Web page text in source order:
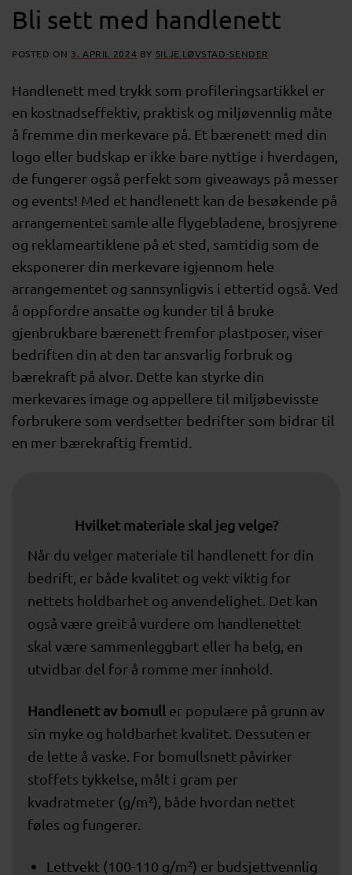
Bli sett med handlenett
POSTED ON 3. APRIL 2024 BY SILJE LØVSTAD-SENDER
Handlenett med trykk som profileringsartikkel er
en kostnadseffektiv, praktisk og miljøvennlig måte
å fremme din merkevare på. Et bærenett med din
logo eller budskap er ikke bare nyttige i hverdagen,
de fungerer også perfekt som giveaways på messer
og events! Med et handlenett kan de besøkende på
arrangementet samle alle flygebladene, brosjyrene
og reklameartiklene på et sted, samtidig som de
eksponerer din merkevare igjennom hele
arrangementet og sannsynligvis i ettertid også. Ved
å oppfordre ansatte og kunder til å bruke
gjenbrukbare bærenett fremfor plastposer, viser
bedriften din at den tar ansvarlig forbruk og
bærekraft på alvor. Dette kan styrke din
merkevares image og appellere til miljøbevisste
forbrukere som verdsetter bedrifter som bidrar til
en mer bærekraftig fremtid.
Hvilket materiale skal jeg velge?
Når du velger materiale til handlenett for din
bedrift, er både kvalitet og vekt viktig for
nettets holdbarhet og anvendelighet. Det kan
også være greit å vurdere om handlenettet
skal være sammenleggbart eller ha belg, en
utvidbar del for å romme mer innhold.
Handlenett av bomull er populære på grunn av
sin myke og holdbarhet kvalitet. Dessuten er
de lette å vaske. For bomullsnett påvirker
stoffets tykkelse, målt i gram per
kvadratmeter (g/m²), både hvordan nettet
føles og fungerer.
Lettvekt (100-110 g/m²) er budsjettvennlig